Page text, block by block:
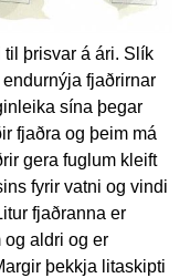
þrisvar á ári. Slík
fjaðrirnar
sína þegar
fjaðra og þeim má
gera fuglum kleift
fyrir vatni og vindi
fjaðranna er
og aldri og er
þekkja litaskipti